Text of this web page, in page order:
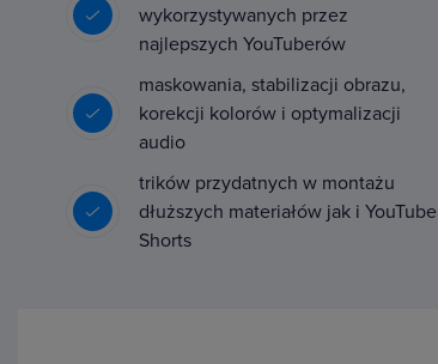
wykorzystywanych przez
najlepszych YouTuberów
maskowania, stabilizacji obrazu,
korekcji kolorów i optymalizacji
audio
trików przydatnych w montażu
dłuższych materiałów jak i YouTube
Shorts